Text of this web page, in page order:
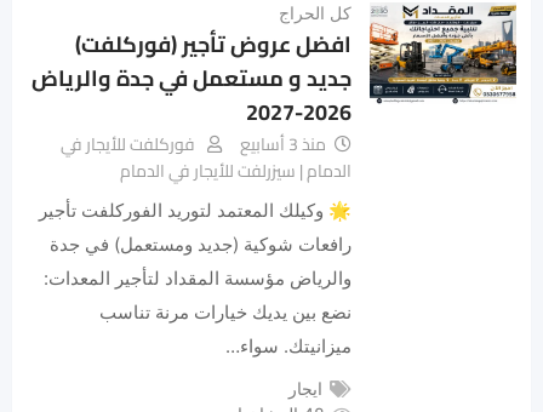
كل الحراج
افضل عروض تأجير (فوركلفت)
جديد و مستعمل في جدة والرياض
2026-2027
منذ 3 أسابيع
فوركلفت للأيجار في
الدمام | سيزرلفت للأيجار في الدمام
🌟 وكيلك المعتمد لتوريد الفوركلفت تأجير
رافعات شوكية (جديد ومستعمل) في جدة
والرياض مؤسسة المقداد لتأجير المعدات:
نضع بين يديك خيارات مرنة تناسب
ميزانيتك. سواء…
ايجار